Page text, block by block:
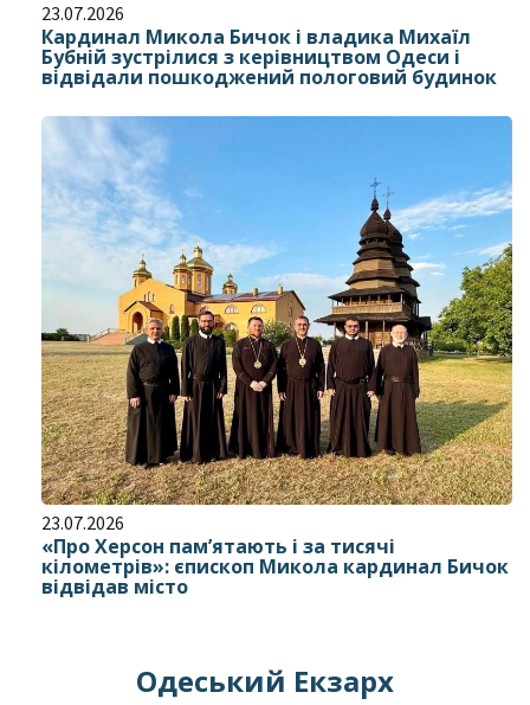
23.07.2026
Кардинал Микола Бичок і владика Михаїл
Бубній зустрілися з керівництвом Одеси і
відвідали пошкоджений пологовий будинок
23.07.2026
«Про Херсон пам’ятають і за тисячі
кілометрів»: єпископ Микола кардинал Бичок
відвідав місто
Одеський Екзарх